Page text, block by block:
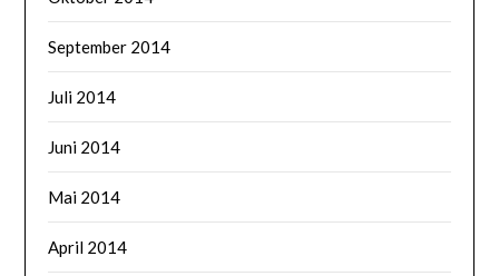
September 2014
Juli 2014
Juni 2014
Mai 2014
April 2014